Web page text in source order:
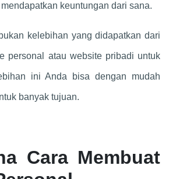
keuntungan dari sana.
kelebihan yang didapatkan dari
personal atau website pribadi untuk
ini Anda bisa dengan mudah
banyak tujuan.
Cara Membuat